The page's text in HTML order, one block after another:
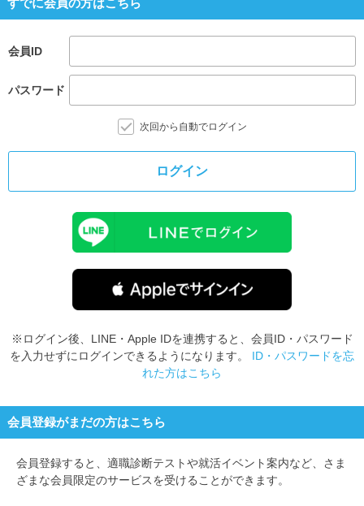
すでに会員の方はこちら
会員ID
パスワード
次回から自動でログイン
ログイン
※ログイン後、LINE・Apple IDを連携すると、会員ID・パスワード
を入力せずにログインできるようになります。 ID・パスワードを忘
れた方はこちら
会員登録がまだの方はこちら
会員登録すると、 適職診断テストや就活イベント案内など、さま
ざまな会員限定のサービスを受けることができます。